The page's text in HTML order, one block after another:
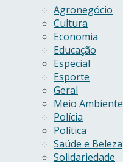
Agronegócio
Cultura
Economia
Educação
Especial
Esporte
Geral
Meio Ambiente
Polícia
Política
Saúde e Beleza
Solidariedade